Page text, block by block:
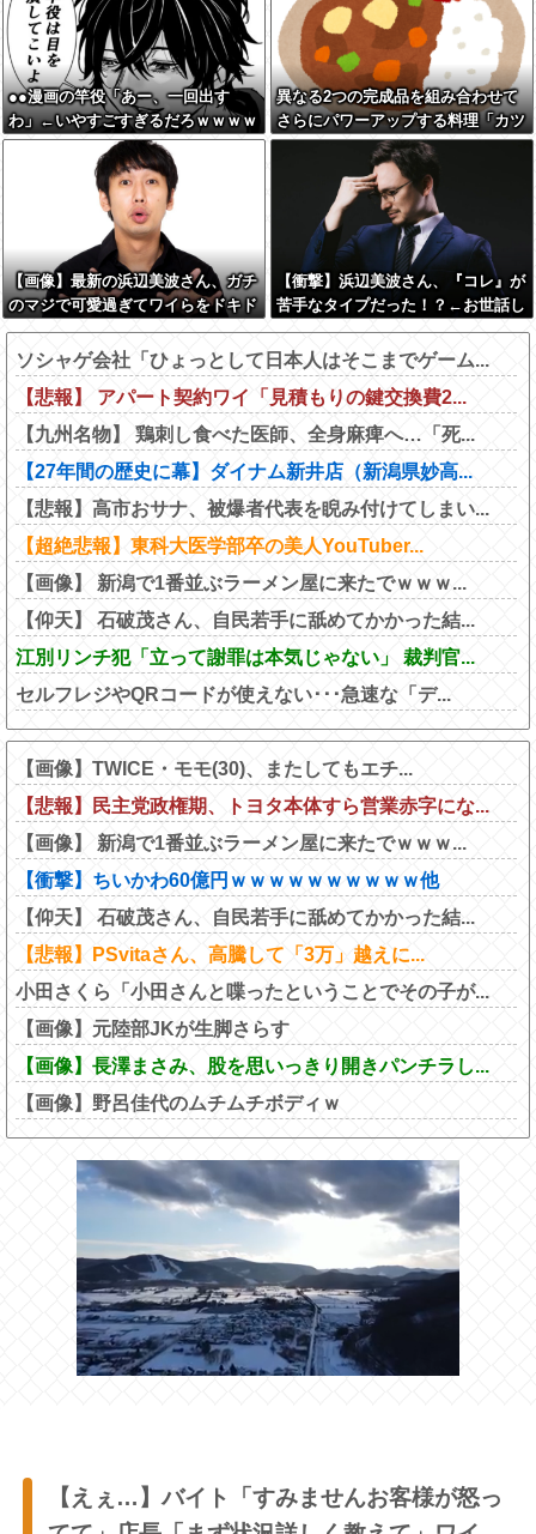
●●漫画の竿役「あー、一回出す
わ」←いやすごすぎるだろｗｗｗｗ
ｗｗ
異なる2つの完成品を組み合わせて
さらにパワーアップする料理「カツ
カレー」以外にない
【画像】最新の浜辺美波さん、ガチ
のマジで可愛過ぎてワイらをドキド
キさせてしまうw w w w w w w
【衝撃】浜辺美波さん、『コレ』が
苦手なタイプだった！？←お世話し
てあげたい弱男が大量沸きしてしま
うw w w w w w w w w
ソシャゲ会社「ひょっとして日本人はそこまでゲーム...
【悲報】 アパート契約ワイ「見積もりの鍵交換費2...
【九州名物】 鶏刺し食べた医師、全身麻痺へ…「死...
【27年間の歴史に幕】ダイナム新井店（新潟県妙高...
【悲報】高市おサナ、被爆者代表を睨み付けてしまい...
【超絶悲報】東科大医学部卒の美人YouTuber...
【画像】 新潟で1番並ぶラーメン屋に来たでｗｗｗ...
【仰天】 石破茂さん、自民若手に舐めてかかった結...
江別リンチ犯「立って謝罪は本気じゃない」 裁判官...
セルフレジやQRコードが使えない･･･急速な「デ...
【画像】TWICE・モモ(30)、またしてもエチ...
【悲報】民主党政権期、トヨタ本体すら営業赤字にな...
【画像】 新潟で1番並ぶラーメン屋に来たでｗｗｗ...
【衝撃】ちいかわ60億円ｗｗｗｗｗｗｗｗｗｗ他
【仰天】 石破茂さん、自民若手に舐めてかかった結...
【悲報】PSvitaさん、高騰して「3万」越えに...
小田さくら「小田さんと喋ったということでその子が...
【画像】元陸部JKが生脚さらす
【画像】長澤まさみ、股を思いっきり開きパンチラし...
【画像】野呂佳代のムチムチボディｗ
【えぇ…】バイト「すみませんお客様が怒っ